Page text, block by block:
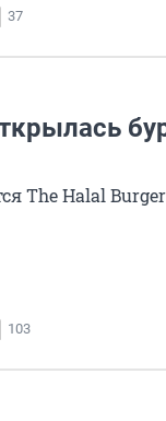
37
The Halal
103